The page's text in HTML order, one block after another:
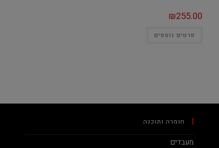
₪255.00
פרטים נוספים
חומרה ותוכנה
מעבדים